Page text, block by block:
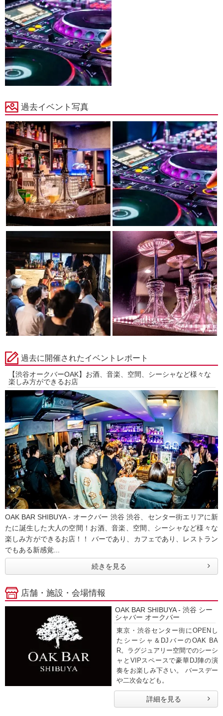
過去イベント写真
過去に開催されたイベントレポート
【渋谷オークバーOAK】お酒、音楽、空間、シーシャなど様々な
楽しみ方ができるお店
OAK BAR SHIBUYA - オークバー 渋谷 渋谷、センター街エリアに新
たに誕生した大人の空間！お酒、音楽、空間、シーシャなど様々な
楽しみ方ができるお店！！ バーであり、カフェであり、レストラン
でもある新感覚...
続きを見る
店舗・施設・会場情報
OAK BAR SHIBUYA - 渋谷 シー
シャバー オークバー
東京・渋谷センター街にOPENし
たシーシャ＆DJバーのOAK BA
R。ラグジュアリー空間でのシーシ
ャとVIPスペースで豪華DJ陣の演
奏をお楽しみ下さい。 バースデー
や二次会なども。
詳細を見る